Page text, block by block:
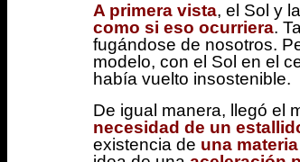
A primera vista, el Sol y
como si eso ocurriera.
fugándose de nosotros.
modelo, con el Sol en el
había vuelto insostenible.
De igual manera, llegó el
necesidad de un
existencia de una